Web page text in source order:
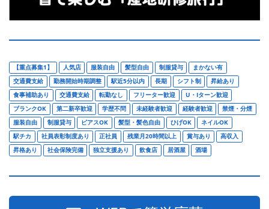
【重点募集1】 人気店 服装自由 髪型自由 制服貸与
まかない有
交通費支給
勤務開始時期調整 駅近5分以内 長期 シフト制
昇給あり
食事補助あり
交通費支給 転勤なし フリーター歓迎
U・Iターン歓迎
ブランクOK
第二新卒歓迎 学歴不問 未経験者歓迎 経験者歓迎
禁煙・分煙
服装自由
制服貸与 ピアスOK 髪型・髪色自由 ひげOK
ネイルOK
駅チカ
社員表彰制度あり 正社員 残業月20時間以上 賞与あり
高収入
昇格あり
社会保険完備 独立支援あり 飲食店 居酒屋 酒場